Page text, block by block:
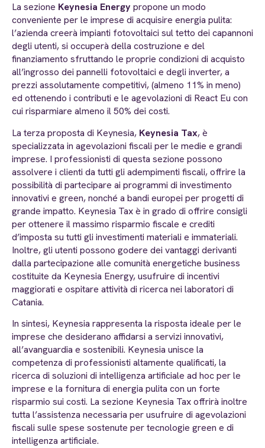
La sezione Keynesia Energypropone un modo
conveniente per le imprese di acquisire energia pulita:
l’azienda creerà impianti fotovoltaici sul tetto dei capannoni
degli utenti, si occuperà della costruzione e del
finanziamento sfruttando le proprie condizioni di acquisto
all’ingrosso dei pannelli fotovoltaici e degli inverter, a
prezzi assolutamente competitivi, (almeno 11% in meno)
ed ottenendo i contributi e le agevolazioni di React Eu con
cui risparmiare almeno il 50% dei costi.
La terza proposta di Keynesia, Keynesia Tax, è
specializzata in agevolazioni fiscali per le medie e grandi
imprese. I professionisti di questa sezione possono
assolvere i clienti da tutti gli adempimenti fiscali, offrire la
possibilità di partecipare ai programmi di investimento
innovativi e green, nonché a bandi europei per progetti di
grande impatto. Keynesia Tax è in grado di offrire consigli
per ottenere il massimo risparmio fiscale e crediti
d’imposta su tutti gli investimenti materiali e immateriali.
Inoltre, gli utenti possono godere dei vantaggi derivanti
dalla partecipazione alle comunità energetiche business
costituite da Keynesia Energy, usufruire di incentivi
maggiorati e ospitare attività di ricerca nei laboratori di
Catania.
In sintesi, Keynesia rappresenta la risposta ideale per le
imprese che desiderano affidarsi a servizi innovativi,
all’avanguardia e sostenibili. Keynesia unisce la
competenza di professionisti altamente qualificati, la
ricerca di soluzioni di intelligenza artificiale ad hoc per le
imprese e la fornitura di energia pulita con un forte
risparmio sui costi. La sezione Keynesia Tax offrirà inoltre
tutta l’assistenza necessaria per usufruire di agevolazioni
fiscali sulle spese sostenute per tecnologie green e di
intelligenza artificiale.